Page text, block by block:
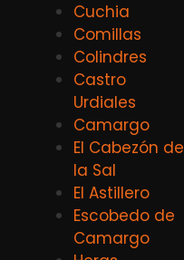
Cuchia
Comillas
Colindres
Castro
Urdiales
Camargo
El Cabezón de
la Sal
El Astillero
Escobedo de
Camargo